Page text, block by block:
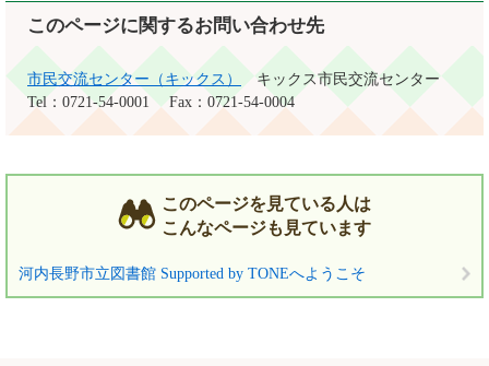
このページに関するお問い合わせ先
市民交流センター（キックス）
キックス市民交流センター
Tel：0721-54-0001
Fax：0721-54-0004
このページを見ている人は
こんなページも見ています
河内長野市立図書館 Supported by TONEへようこそ